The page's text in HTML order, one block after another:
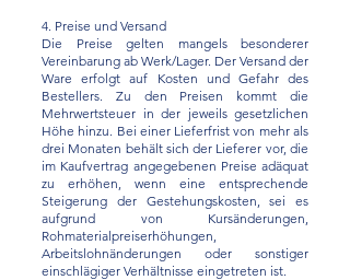
4. Preise und Versand
Die Preise gelten mangels besonderer
Vereinbarung ab Werk/Lager. Der Versand der
Ware erfolgt auf Kosten und Gefahr des
Bestellers. Zu den Preisen kommt die
Mehrwertsteuer in der jeweils gesetzlichen
Höhe hinzu. Bei einer Lieferfrist von mehr als
drei Monaten behält sich der Lieferer vor, die
im Kaufvertrag angegebenen Preise adäquat
zu erhöhen, wenn eine entsprechende
Steigerung der Gestehungskosten, sei es
aufgrund von Kursänderungen,
Rohmaterialpreiserhöhungen,
Arbeitslohnänderungen oder sonstiger
einschlägiger Verhältnisse eingetreten ist.